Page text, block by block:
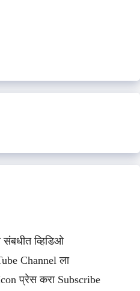
संबधीत व्हिडिओ
Channel ला
प्रेस करा Subscribe